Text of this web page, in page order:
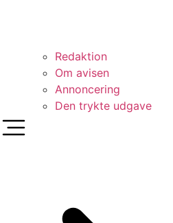
Redaktion
Om avisen
Annoncering
Den trykte udgave